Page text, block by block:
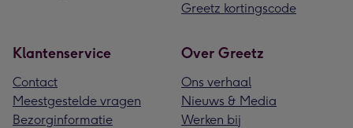
Greetz kortingscode
Klantenservice
Contact
Meestgestelde vragen
Bezorginformatie
Over Greetz
Ons verhaal
Nieuws & Media
Werken bij